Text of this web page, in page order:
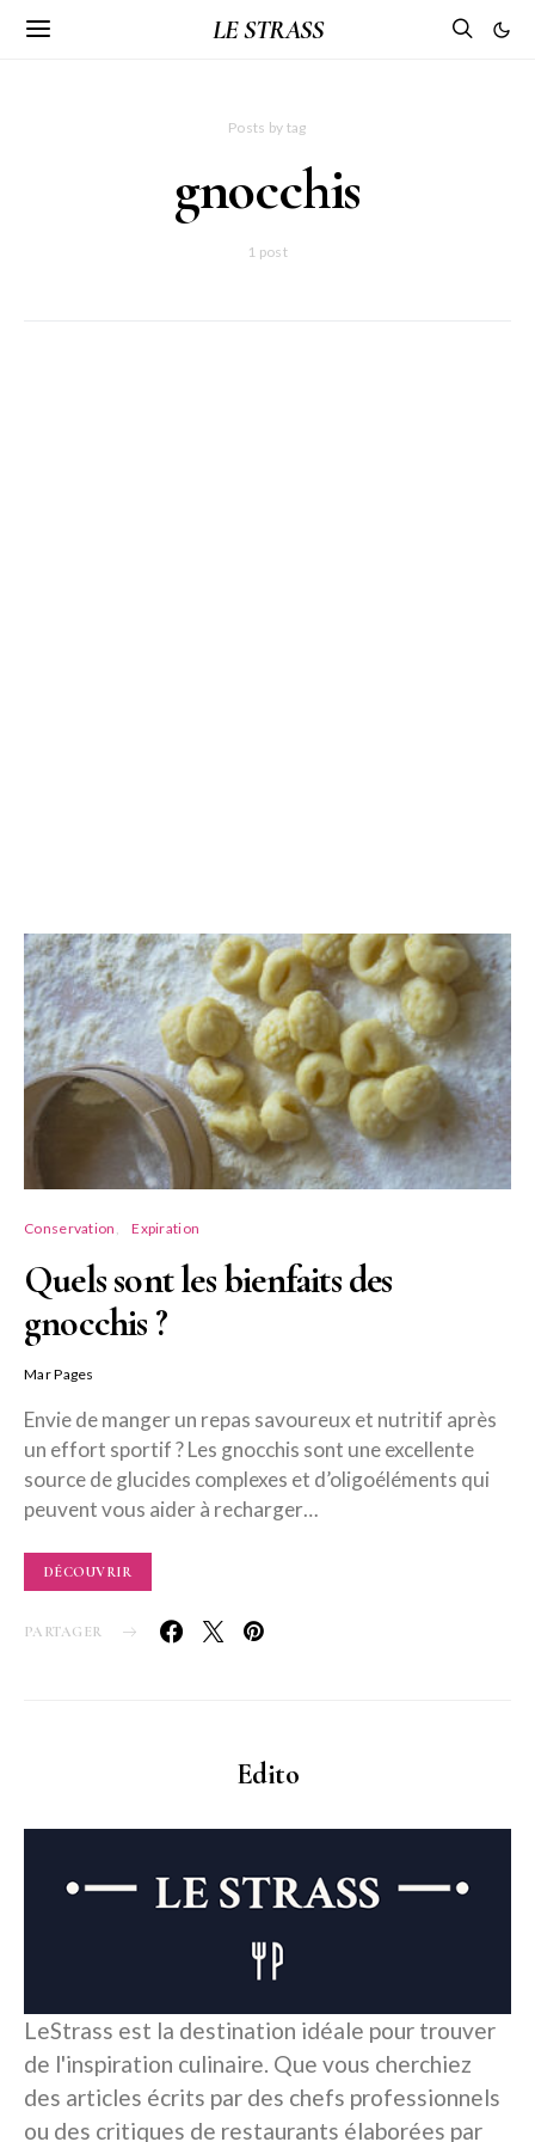
LE STRASS
Posts by tag
gnocchis
1 post
Conservation Expiration
Quels sont les bienfaits des
gnocchis ?
Mar Pages
Envie de manger un repas savoureux et nutritif après
un effort sportif ? Les gnocchis sont une excellente
source de glucides complexes et d’oligoéléments qui
peuvent vous aider à recharger…
DÉCOUVRIR
PARTAGER
Edito
LeStrass est la destination idéale pour trouver
de l'inspiration culinaire. Que vous cherchiez
des articles écrits par des chefs professionnels
ou des critiques de restaurants élaborées par